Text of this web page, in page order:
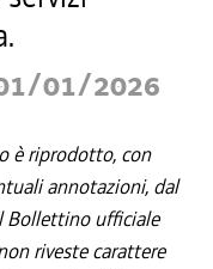
01/2026
è riprodotto, con
annotazioni, dal
Bollettino ufficiale
riveste carattere